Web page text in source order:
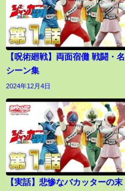
【呪術廻戦】両面宿儺 戦闘・名
シーン集
2024年12月4日
【実話】悲惨なバカッターの末